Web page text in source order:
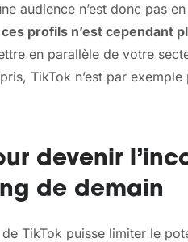
audience n’est donc pas
profils n’est cependant
en parallèle de votre
TikTok n’est par
devenir
de demain
de TikTok puisse limiter le